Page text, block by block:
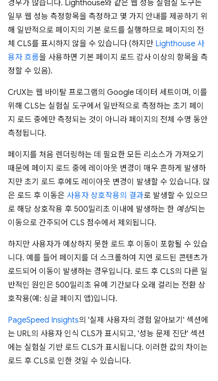
경우가 많습니다. Lighthouse와 같은 웹 성능 실험실 도구는
일부 웹 성능 측정항목을 측정하고 몇 가지 안내를 제공하기 위
해 일반적으로 페이지의 기본 로드를 실행하므로 페이지의 전
체 CLS를 표시하지 않을 수 있습니다 (하지만 Lighthouse 사
용자 흐름을 사용하면 기본 페이지 로드 감사 이상의 항목을 측
정할 수 있음).
CrUX는 웹 바이탈 프로그램의 Google 데이터 세트이며, 이를
위해 CLS는 실험실 도구에서 일반적으로 측정하는 초기 페이
지 로드 중에만 측정되는 것이 아니라 페이지의 전체 수명 동안
측정됩니다.
페이지를 처음 렌더링하는 데 필요한 모든 리소스가 가져오기
때문에 페이지 로드 중에 레이아웃 변경이 매우 흔하게 발생하
지만 초기 로드 후에도 레이아웃 변경이 발생할 수 있습니다. 많
은 로드 후 이동은 사용자 상호작용의 결과로 발생할 수 있으므
로 해당 상호작용 후 500밀리초 이내에 발생하는 한 예상되는
이동으로 간주되어 CLS 점수에서 제외됩니다.
하지만 사용자가 예상하지 못한 로드 후 이동이 포함될 수 있습
니다. 예를 들어 페이지를 더 스크롤하여 지연 로드된 콘텐츠가
로드되어 이동이 발생하는 경우입니다. 로드 후 CLS의 다른 일
반적인 원인은 500밀리초 유예 기간보다 오래 걸리는 전환 상
호작용(예: 싱글 페이지 앱)입니다.
PageSpeed Insights의 '실제 사용자의 경험 알아보기' 섹션에
는 URL의 사용자 인식 CLS가 표시되고, '성능 문제 진단' 섹션
에는 실험실 기반 로드 CLS가 표시됩니다. 이러한 값의 차이는
로드 후 CLS로 인한 것일 수 있습니다.